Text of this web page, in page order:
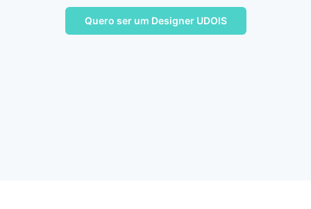
Quero ser um Designer UDOIS